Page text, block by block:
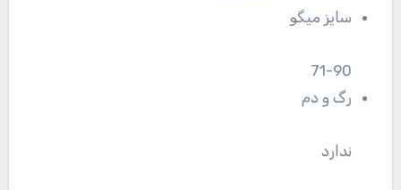
سایز میگو
71-90
رگ و دم
ندارد